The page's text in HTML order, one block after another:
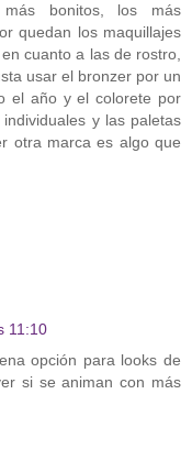
bonitos, los más
quedan los maquillajes
cuanto a las de rostro,
usar el bronzer por un
el año y el colorete por
y las paletas
otra marca es algo que
11:10
opción para looks de
si se animan con más